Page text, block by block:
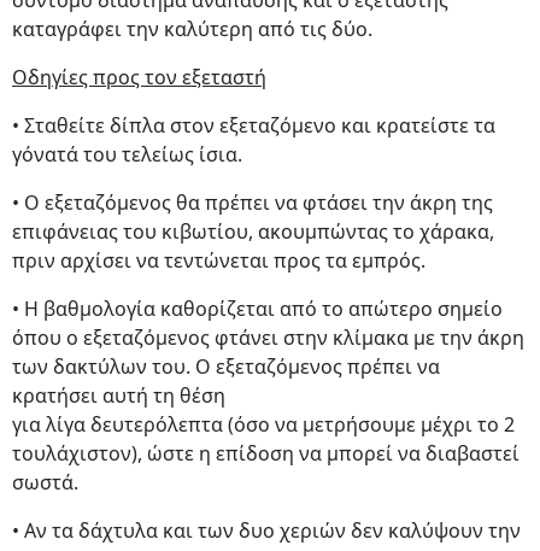
καταγράφει την καλύτερη από τις δύο.
Οδηγίες προς τον εξεταστή
• Σταθείτε δίπλα στον εξεταζόμενο και κρατείστε τα
γόνατά του τελείως ίσια.
• Ο εξεταζόμενος θα πρέπει να φτάσει την άκρη της
επιφάνειας του κιβωτίου, ακουμπώντας το χάρακα,
πριν αρχίσει να τεντώνεται προς τα εμπρός.
• Η βαθμολογία καθορίζεται από το απώτερο σημείο
όπου ο εξεταζόμενος φτάνει στην κλίμακα με την άκρη
των δακτύλων του. Ο εξεταζόμενος πρέπει να
κρατήσει αυτή τη θέση
για λίγα δευτερόλεπτα (όσο να μετρήσουμε μέχρι το 2
τουλάχιστον), ώστε η επίδοση να μπορεί να διαβαστεί
σωστά.
• Αν τα δάχτυλα και των δυο χεριών δεν καλύψουν την